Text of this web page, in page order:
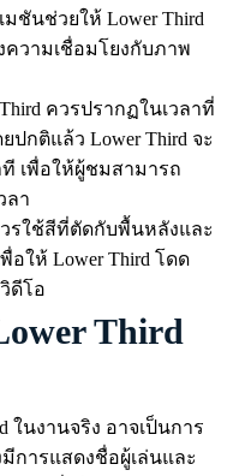
ชันช่วยให้ Lower Third
วามเชื่อมโยงกับภาพ
ควรปรากฏในเวลาที่
ปกติแล้ว Lower Third จะ
เพื่อให้ผู้ชมสามารถ
ลา
รใช้สีที่ตัดกับพื้นหลังและ
อให้ Lower Third โดด
ดีโอ
Third
ในงานจริง อาจเป็นการ
การแสดงชื่อผู้เล่นและ